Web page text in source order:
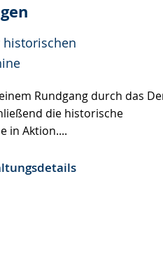
Rundgang durch das
die historische
in Aktion....